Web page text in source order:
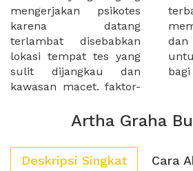
mengerjakan psikotes
karena datang
terlambat disebabkan
lokasi tempat tes yang
sulit dijangkau dan
kawasan macet. faktor-
terbaik. ini akan
memberikan branding
dan kesan yang baik
untuk perusahaan anda
Artha Graha
Deskripsi Singkat Cara